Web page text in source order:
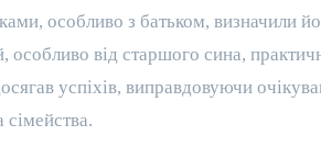
особливо з батьком, визначили
особливо від старшого сина,
успіхів, виправдовуючи
сімейства.